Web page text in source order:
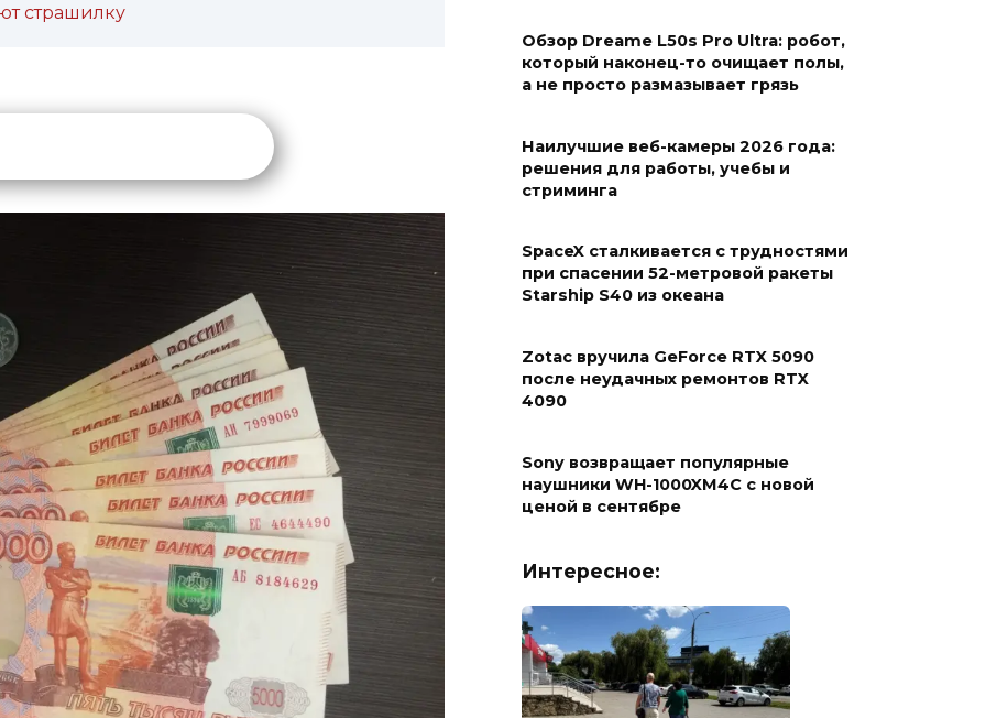
страшилку
Обзор Dreame L50s Pro Ultra: робот,
который наконец-то очищает полы,
а не просто размазывает грязь
Наилучшие веб-камеры 2026 года:
решения для работы, учебы и
стриминга
SpaceX сталкивается с трудностями
при спасении 52-метровой ракеты
Starship S40 из океана
Zotac вручила GeForce RTX 5090
после неудачных ремонтов RTX
4090
Sony возвращает популярные
наушники WH-1000XM4C с новой
ценой в сентябре
Интересное: